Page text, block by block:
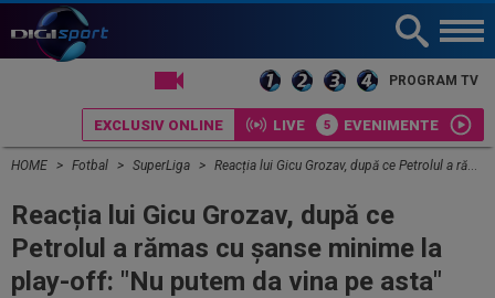
PROGRAM TV
EXCLUSIV ONLINE LIVE EVENIMENTE
HOME Fotbal SuperLiga Reacția lui Gicu Grozav, după ce Petrolul a rămas cu șanse minime la play-off: "Nu putem da vina pe asta"
Reacția lui Gicu Grozav, după ce
Petrolul a rămas cu șanse minime la
play-off: "Nu putem da vina pe asta"